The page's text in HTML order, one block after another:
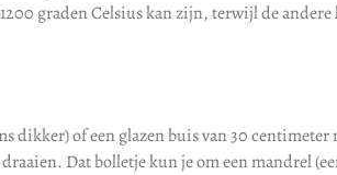
graden Celsius kan zijn, terwijl de
dikker) of een glazen buis van 30 centimeter
Dat bolletje kun je om een mandrel